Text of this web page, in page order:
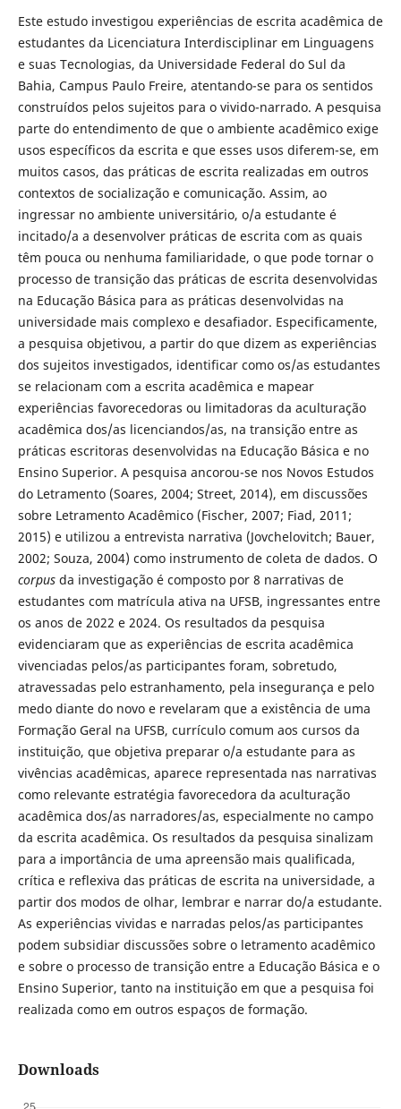
Este estudo investigou experiências de escrita acadêmica de
estudantes da Licenciatura Interdisciplinar em Linguagens
e suas Tecnologias, da Universidade Federal do Sul da
Bahia, Campus Paulo Freire, atentando-se para os sentidos
construídos pelos sujeitos para o vivido-narrado. A pesquisa
parte do entendimento de que o ambiente acadêmico exige
usos específicos da escrita e que esses usos diferem-se, em
muitos casos, das práticas de escrita realizadas em outros
contextos de socialização e comunicação. Assim, ao
ingressar no ambiente universitário, o/a estudante é
incitado/a a desenvolver práticas de escrita com as quais
têm pouca ou nenhuma familiaridade, o que pode tornar o
processo de transição das práticas de escrita desenvolvidas
na Educação Básica para as práticas desenvolvidas na
universidade mais complexo e desafiador. Especificamente,
a pesquisa objetivou, a partir do que dizem as experiências
dos sujeitos investigados, identificar como os/as estudantes
se relacionam com a escrita acadêmica e mapear
experiências favorecedoras ou limitadoras da aculturação
acadêmica dos/as licenciandos/as, na transição entre as
práticas escritoras desenvolvidas na Educação Básica e no
Ensino Superior. A pesquisa ancorou-se nos Novos Estudos
do Letramento (Soares, 2004; Street, 2014), em discussões
sobre Letramento Acadêmico (Fischer, 2007; Fiad, 2011;
2015) e utilizou a entrevista narrativa (Jovchelovitch; Bauer,
2002; Souza, 2004) como instrumento de coleta de dados. O
corpus da investigação é composto por 8 narrativas de
estudantes com matrícula ativa na UFSB, ingressantes entre
os anos de 2022 e 2024. Os resultados da pesquisa
evidenciaram que as experiências de escrita acadêmica
vivenciadas pelos/as participantes foram, sobretudo,
atravessadas pelo estranhamento, pela insegurança e pelo
medo diante do novo e revelaram que a existência de uma
Formação Geral na UFSB, currículo comum aos cursos da
instituição, que objetiva preparar o/a estudante para as
vivências acadêmicas, aparece representada nas narrativas
como relevante estratégia favorecedora da aculturação
acadêmica dos/as narradores/as, especialmente no campo
da escrita acadêmica. Os resultados da pesquisa sinalizam
para a importância de uma apreensão mais qualificada,
crítica e reflexiva das práticas de escrita na universidade, a
partir dos modos de olhar, lembrar e narrar do/a estudante.
As experiências vividas e narradas pelos/as participantes
podem subsidiar discussões sobre o letramento acadêmico
e sobre o processo de transição entre a Educação Básica e o
Ensino Superior, tanto na instituição em que a pesquisa foi
realizada como em outros espaços de formação.
Downloads